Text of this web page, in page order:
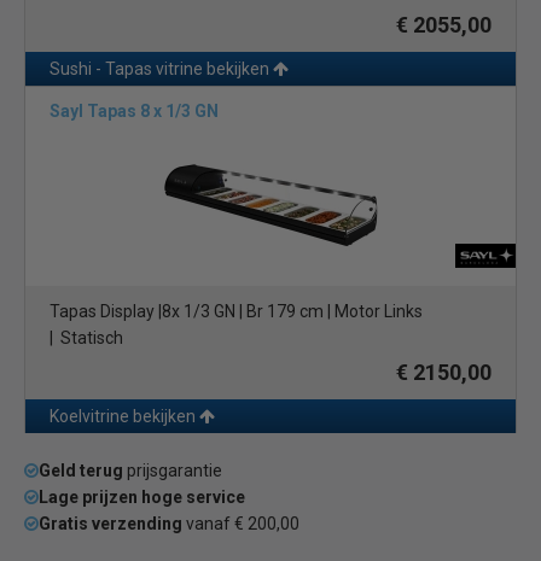
€ 2055,00
Sushi - Tapas vitrine bekijken
Sayl Tapas 8 x 1/3 GN
Tapas Display |8x 1/3 GN | Br 179 cm | Motor Links
| Statisch
€ 2150,00
Koelvitrine bekijken
Geld terug prijsgarantie
Lage prijzen hoge service
Gratis verzending vanaf € 200,00